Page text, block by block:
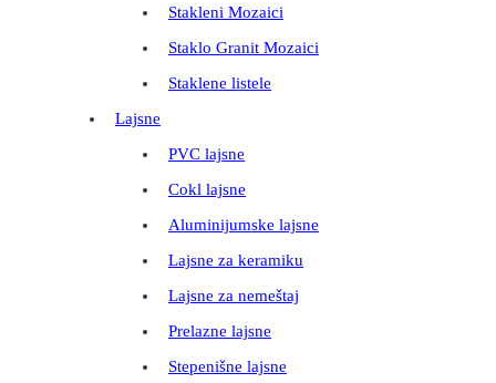
Stakleni Mozaici
Staklo Granit Mozaici
Staklene listele
Lajsne
PVC lajsne
Cokl lajsne
Aluminijumske lajsne
Lajsne za keramiku
Lajsne za nemeštaj
Prelazne lajsne
Stepenišne lajsne